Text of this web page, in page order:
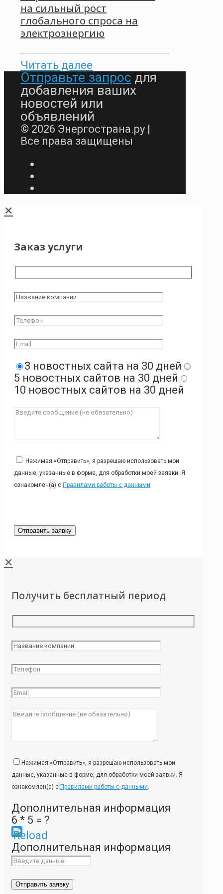
на сильный рост
глобального спроса на
электроэнергию
Читать далее
Отправьте запрос для
добавления ваших
новостей или
объявлений
© 2026 Энергострана.ру |
Все права защищены
✕
Заказ услуги
3 новостных сайта на 30 дней
5 новостных сайтов на 30 дней
10 новостных сайтов на 30 дней
Нажимая «Отправить», я разрешаю использовать мои
данные, указанные в форме, для обработки моей заявки. Я
ознакомлен(а) с Правилами работы с данными
✕
Получить бесплатный период
Нажимая «Отправить», я разрешаю использовать мои
данные, указанные в форме, для обработки моей заявки. Я
ознакомлен(а) с Правилами работы с данными.
Дополнительная информация
6 * 5 = ?
Please
enter
characters
Дополнительная информация